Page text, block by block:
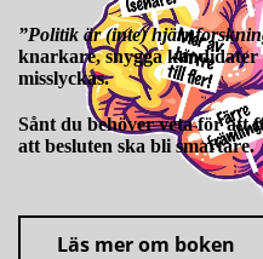
”Politik är (inte)
knarkare, snygga
misslyckas.
Sånt du behöver veta för att
att besluten ska bli smartare.
Läs mer om boken